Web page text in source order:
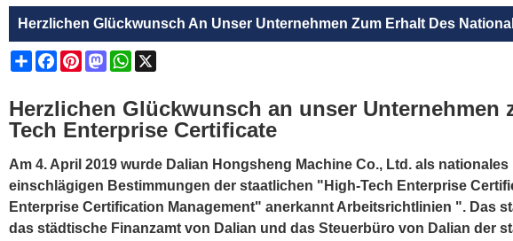
Herzlichen Glückwunsch An Unser Unternehmen Zum Erhalt Des
ShareFacebookPinterestMastodonWhatsApp
Herzlichen Glückwunsch an unser Unternehmen
Tech Enterprise Certificate
Am 4. April 2019 wurde Dalian Hongsheng Machine Co., Ltd. als
einschlägigen Bestimmungen der staatlichen "High-Tech Enterprise
Enterprise Certification Management" anerkannt Arbeitsrichtlinien ". Das
das städtische Finanzamt von Dalian und das Steuerbüro von Dalian der